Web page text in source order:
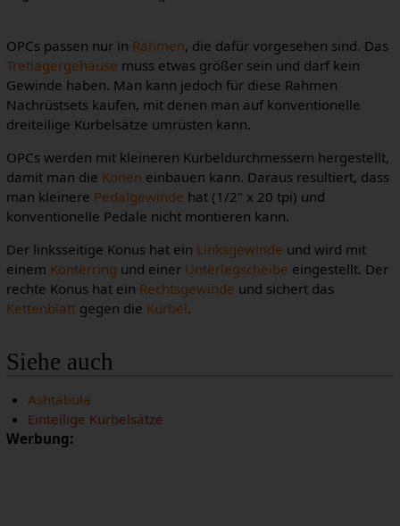
OPCs passen nur in Rahmen, die dafür vorgesehen sind. Das
Tretlagergehäuse muss etwas größer sein und darf kein
Gewinde haben. Man kann jedoch für diese Rahmen
Nachrüstsets kaufen, mit denen man auf konventionelle
dreiteilige Kurbelsätze umrüsten kann.
OPCs werden mit kleineren Kurbeldurchmessern hergestellt,
damit man die Konen einbauen kann. Daraus resultiert, dass
man kleinere Pedalgewinde hat (1/2" x 20 tpi) und
konventionelle Pedale nicht montieren kann.
Der linksseitige Konus hat ein Linksgewinde und wird mit
einem Konterring und einer Unterlegscheibe eingestellt. Der
rechte Konus hat ein Rechtsgewinde und sichert das
Kettenblattgegen die Kurbel.
Siehe auch
Ashtabula
Einteilige Kurbelsätze
Werbung: